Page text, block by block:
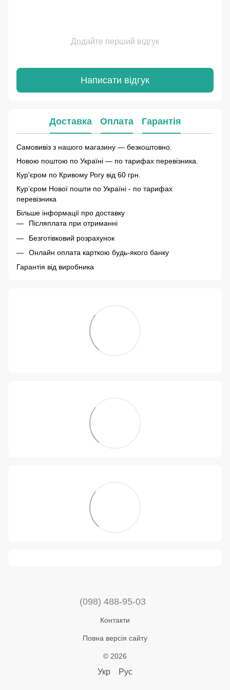
Додайте перший відгук
Написати відгук
Доставка Оплата Гарантія
Самовивіз з нашого магазину — безкоштовно.
Новою поштою по Україні — по тарифах перевізника.
Кур'єром по Кривому Рогу від 60 грн.
Курʼєром Нової пошти по Україні - по тарифах
перевізника
Більше інформації про доставку
Післяплата при отриманні
Безготівковий розрахунок
Онлайн оплата карткою будь-якого банку
Гарантія від виробника
(098) 488-95-03
Контакти
Повна версія сайту
© 2026
Укр Рус